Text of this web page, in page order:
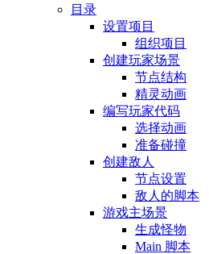
目录
设置项目
组织项目
创建玩家场景
节点结构
精灵动画
编写玩家代码
选择动画
准备碰撞
创建敌人
节点设置
敌人的脚本
游戏主场景
生成怪物
Main 脚本